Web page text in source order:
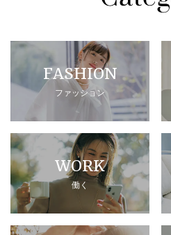
FASHION
ファッション
WORK
働く